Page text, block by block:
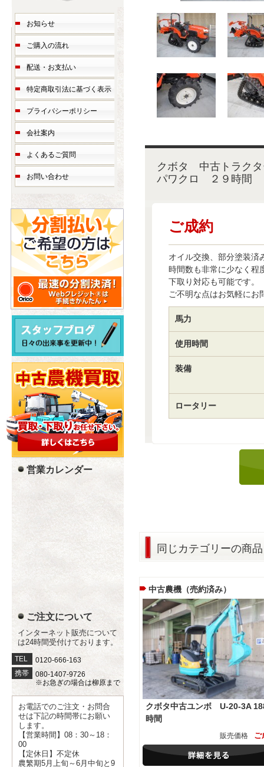
クボタ 中古トラ
パワクロ ２９時間
ご成約
オイル交換、部分塗装済
時間数も非常に少なく程
下取り対応も可能です。
ご不明な点はお気軽にお
馬力
使用時間
装備
ロータリー
同じカテゴリーの商品
中古農機（売約済み）
クボタ中古ユンボ U-20-3A
時間
販売価格 ご
お知らせ
ご購入の流れ
配送・お支払い
特定商取引法に基づく表示
プライバシーポリシー
会社案内
よくあるご質問
お問い合わせ
営業カレンダー
ご注文について
インターネット販売について
は24時間受付けております。
TEL
0120-666-163
携帯
080-1407-9726
※お急ぎの場合は柳原まで
お電話でのご注文・お問合
せは下記の時間帯にお願い
します。
【営業時間】08：30～18：
00
【定休日】不定休
農繁期5月上旬～6月中旬と9